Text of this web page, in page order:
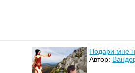
Подари мне
Автор: